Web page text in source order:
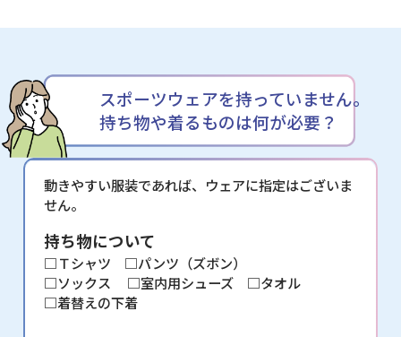
スポーツウェアを持っていません。
持ち物や着るものは何が必要？
動きやすい服装であれば、ウェアに指定はございま
せん。
持ち物について
□Ｔシャツ □パンツ（ズボン）
□ソックス
□室内用シューズ □タオル
□着替えの下着